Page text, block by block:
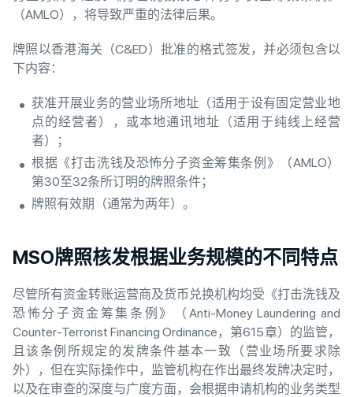
（AMLO），将导致严重的法律后果。
牌照以香港海关（C&ED）批准的格式签发，并必须包含以
下内容：
获准开展业务的营业场所地址（适用于设有固定营业地
点的经营者），或本地通讯地址（适用于纯线上经营
者）；
根据《打击洗钱及恐怖分子资金筹集条例》（AMLO）
第30至32条所订明的牌照条件；
牌照有效期（通常为两年）。
MSO牌照核发根据业务规模的不同特点
尽管所有资金转账运营商及货币兑换机构均受《打击洗钱及
恐怖分子资金筹集条例》（Anti-Money Laundering and
Counter-Terrorist Financing Ordinance，第615章）的监管，
且该条例所规定的发牌条件基本一致（营业场所要求除
外），但在实际操作中，监管机构在作出最终发牌决定时，
以及在审查的深度与广度方面，会根据申请机构的业务类型